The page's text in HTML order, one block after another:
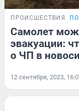
ПРОИСШЕСТВИЯ
Самолет
эвакуации:
о ЧП в
12 сентября, 2023,